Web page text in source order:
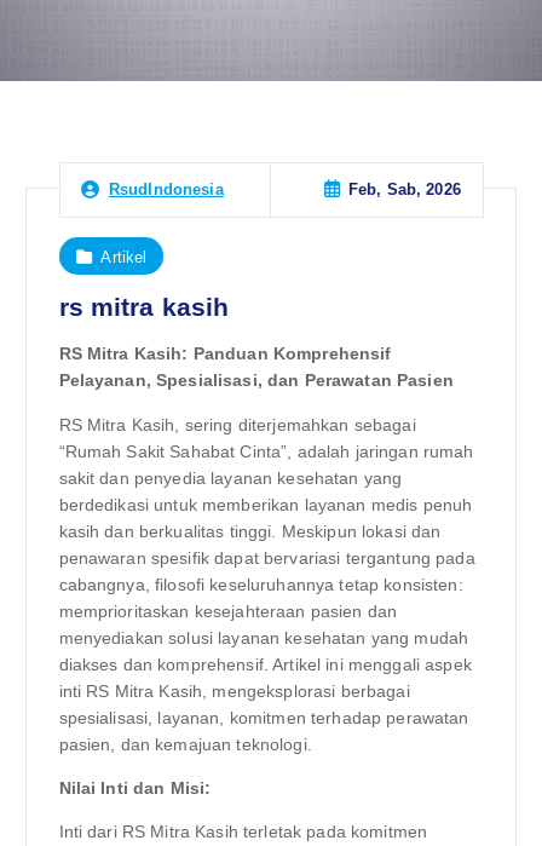
RsudIndonesia Feb, Sab, 2026
Artikel
rs mitra kasih
RS Mitra Kasih: Panduan Komprehensif
Pelayanan, Spesialisasi, dan Perawatan Pasien
RS Mitra Kasih, sering diterjemahkan sebagai
“Rumah Sakit Sahabat Cinta”, adalah jaringan rumah
sakit dan penyedia layanan kesehatan yang
berdedikasi untuk memberikan layanan medis penuh
kasih dan berkualitas tinggi. Meskipun lokasi dan
penawaran spesifik dapat bervariasi tergantung pada
cabangnya, filosofi keseluruhannya tetap konsisten:
memprioritaskan kesejahteraan pasien dan
menyediakan solusi layanan kesehatan yang mudah
diakses dan komprehensif. Artikel ini menggali aspek
inti RS Mitra Kasih, mengeksplorasi berbagai
spesialisasi, layanan, komitmen terhadap perawatan
pasien, dan kemajuan teknologi.
Nilai Inti dan Misi:
Inti dari RS Mitra Kasih terletak pada komitmen